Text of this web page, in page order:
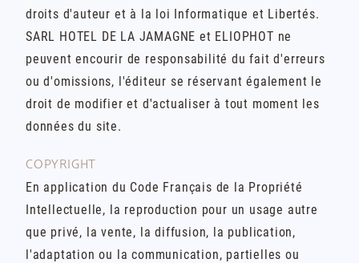
droits d'auteur et à la loi Informatique et Libertés.
SARL HOTEL DE LA JAMAGNE et ELIOPHOT ne
peuvent encourir de responsabilité du fait d'erreurs
ou d'omissions, l'éditeur se réservant également le
droit de modifier et d'actualiser à tout moment les
données du site.
COPYRIGHT
En application du Code Français de la Propriété
Intellectuelle, la reproduction pour un usage autre
que privé, la vente, la diffusion, la publication,
l'adaptation ou la communication, partielles ou